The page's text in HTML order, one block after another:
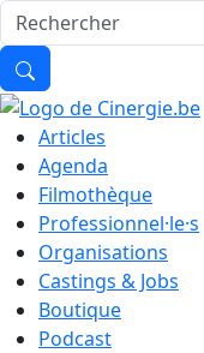
Articles
Agenda
Filmothèque
Professionnel·le·s
Organisations
Castings & Jobs
Boutique
Podcast